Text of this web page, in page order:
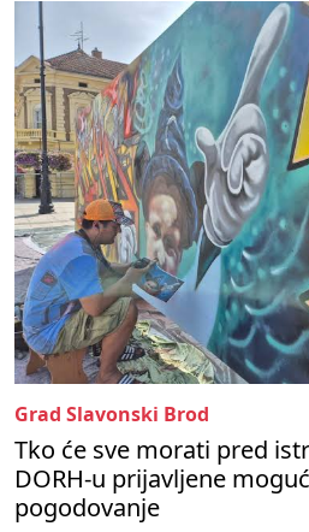
Grad Slavonski Brod
Tko će sve morati pred
DORH-u prijavljene
pogodovanje